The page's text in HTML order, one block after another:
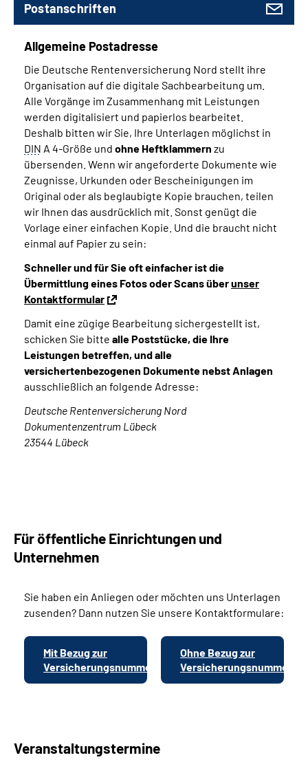
Postanschriften
Allgemeine Postadresse
Die Deutsche Rentenversicherung Nord stellt ihre
Organisation auf die digitale Sachbearbeitung um.
Alle Vorgänge im Zusammenhang mit Leistungen
werden digitalisiert und papierlos bearbeitet.
Deshalb bitten wir Sie, Ihre Unterlagen möglichst in
DIN A 4-Größe und ohne Heftklammern zu
übersenden. Wenn wir angeforderte Dokumente wie
Zeugnisse, Urkunden oder Bescheinigungen im
Original oder als beglaubigte Kopie brauchen, teilen
wir Ihnen das ausdrücklich mit. Sonst genügt die
Vorlage einer einfachen Kopie. Und die braucht nicht
einmal auf Papier zu sein:
Schneller und für Sie oft einfacher ist die
Übermittlung eines Fotos oder Scans überunser
Kontaktformular
Damit eine zügige Bearbeitung sichergestellt ist,
schicken Sie bitte alle Poststücke, die Ihre
Leistungen betreffen, und alle
versichertenbezogenen Dokumentenebst Anlagen
ausschließlich an folgende Adresse:
Deutsche Rentenversicherung Nord
Dokumentenzentrum Lübeck
23544 Lübeck
Für öffentliche Einrichtungen und
Unternehmen
Sie haben ein Anliegen oder möchten uns Unterlagen
zusenden? Dann nutzen Sie unsere Kontaktformulare:
Mit Bezug zur
Versicherungsnummer
Ohne Bezug zur
Versicherungsnummer
Veranstaltungstermine